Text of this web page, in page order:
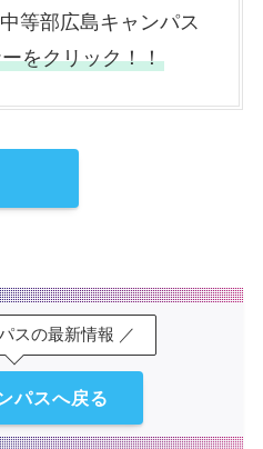
等部広島キャンパス
をクリック！！
スの最新情報 ／
パスへ戻る